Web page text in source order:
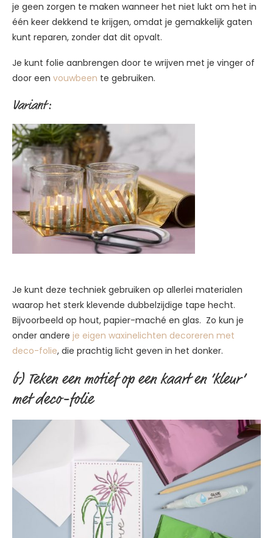
je geen zorgen te maken wanneer het niet lukt om het in
één keer dekkend te krijgen, omdat je gemakkelijk gaten
kunt reparen, zonder dat dit opvalt.
Je kunt folie aanbrengen door te wrijven met je vinger of
door een vouwbeen te gebruiken.
Variant:
Je kunt deze techniek gebruiken op allerlei materialen
waarop het sterk klevende dubbelzijdige tape hecht.
Bijvoorbeeld op hout, papier-maché en glas. Zo kun je
onder andere je eigen waxinelichten decoreren met
deco-folie, die prachtig licht geven in het donker.
b) Teken een motief op een kaart en ‘kleur’
met deco-folie